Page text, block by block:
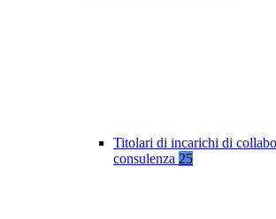
Titolari di incarichi di
consulenza 25